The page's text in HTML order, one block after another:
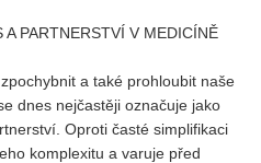
PARTNERSTVÍ V MEDICÍNĚ
a také prohloubit naše
dnes nejčastěji označuje jako
Oproti časté simplifikaci
komplexitu a varuje před